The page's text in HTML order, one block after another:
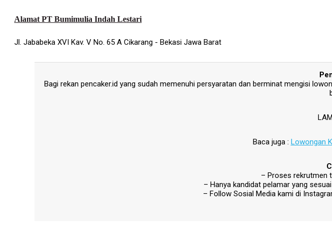
Alamat PT Bumimulia Indah Lestari
Jl. Jababeka XVI Kav. V No. 65 A Cikarang - Bekasi Jawa Barat
Bagi rekan pencaker.id yang sudah memenuhi persyaratan dan berminat mengisi
Baca juga : Lowongan
– Proses rekrutmen
– Hanya kandidat pelamar yang
– Follow Sosial Media kami di